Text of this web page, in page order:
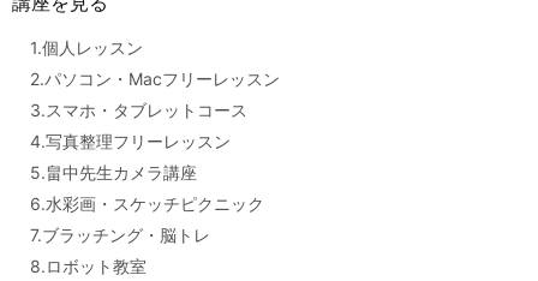
1.個人レッスン
2.パソコン・Macフリーレッスン
3.スマホ・タブレットコース
4.写真整理フリーレッスン
5.畠中先生カメラ講座
6.水彩画・スケッチピクニック
7.ブラッチング・脳トレ
8.ロボット教室